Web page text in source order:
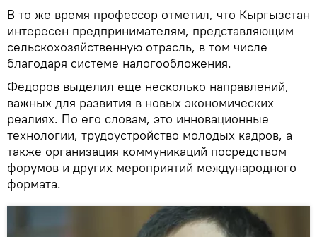
В то же время профессор отметил, что Кыргызстан
интересен предпринимателям, представляющим
сельскохозяйственную отрасль, в том числе
благодаря системе налогообложения.
Федоров выделил еще несколько направлений,
важных для развития в новых экономических
реалиях. По его словам, это инновационные
технологии, трудоустройство молодых кадров, а
также организация коммуникаций посредством
форумов и других мероприятий международного
формата.